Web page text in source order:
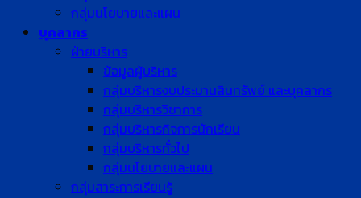
กลุ่มนโยบายและแผน
บุคลากร
ฝ่ายบริหาร
ข้อมูลผู้บริหาร
กลุ่มบริหารงบประมานสินทรัพย์ และบุคลากร
กลุ่มบริหารวิชาการ
กลุ่มบริหารกิจการนักเรียน
กลุ่มบริหารทั่วไป
กลุ่มนโยบายและแผน
กลุ่มสาระการเรียนรู้